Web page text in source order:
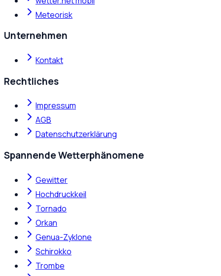
Meteorisk
Unternehmen
Kontakt
Rechtliches
Impressum
AGB
Datenschutzerklärung
Spannende Wetterphänomene
Gewitter
Hochdruckkeil
Tornado
Orkan
Genua-Zyklone
Schirokko
Trombe